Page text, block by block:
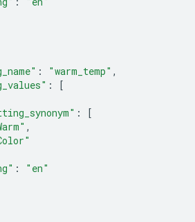
: "warm_temp" ,
:
[
:
[
,
:
"en"